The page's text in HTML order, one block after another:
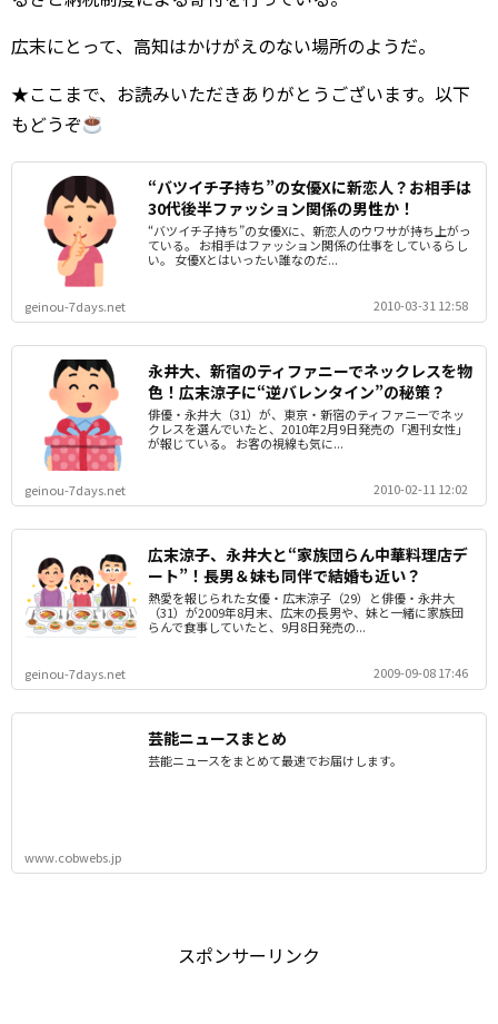
広末にとって、高知はかけがえのない場所のようだ。
★ここまで、お読みいただきありがとうございます。以下
もどうぞ
“バツイチ子持ち”の女優Xに新恋人？お相手は
30代後半ファッション関係の男性か！
“バツイチ子持ち”の女優Xに、新恋人のウワサが持ち上がっ
ている。 お相手はファッション関係の仕事をしているらし
い。 女優Xとはいったい誰なのだ...
geinou-7days.net 2010-03-31 12:58
永井大、新宿のティファニーでネックレスを物
色！広末涼子に“逆バレンタイン”の秘策？
俳優・永井大（31）が、東京・新宿のティファニーでネッ
クレスを選んでいたと、2010年2月9日発売の「週刊女性」
が報じている。 お客の視線も気に...
geinou-7days.net 2010-02-11 12:02
広末涼子、永井大と“家族団らん中華料理店デ
ート”！長男＆妹も同伴で結婚も近い？
熱愛を報じられた女優・広末涼子（29）と俳優・永井大
（31）が2009年8月末、広末の長男や、妹と一緒に家族団
らんで食事していたと、9月8日発売の...
geinou-7days.net 2009-09-08 17:46
芸能ニュースまとめ
芸能ニュースをまとめて最速でお届けします。
www.cobwebs.jp
スポンサーリンク